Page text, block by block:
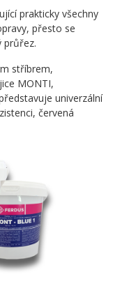
prakticky všechny
přesto se
průřez.
stříbrem,
MONTI,
univerzální
červená